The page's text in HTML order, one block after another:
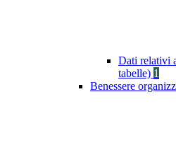
Dati relativi
tabelle) 1
Benessere